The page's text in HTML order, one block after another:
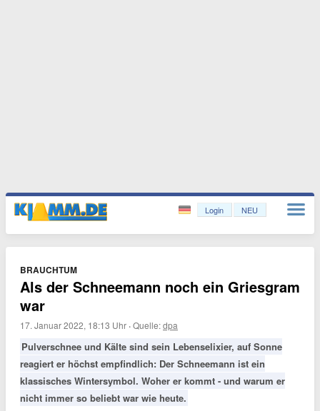
Login NEU
BRAUCHTUM
Als der Schneemann noch ein Griesgram
war
17. Januar 2022, 18:13 Uhr ·Quelle:dpa
Pulverschnee und Kälte sind sein Lebenselixier, auf Sonne
reagiert er höchst empfindlich: Der Schneemann ist ein
klassisches Wintersymbol. Woher er kommt - und warum er
nicht immer so beliebt war wie heute.